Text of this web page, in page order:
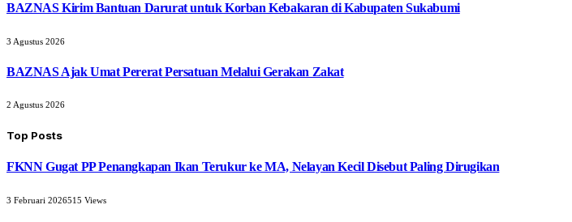
BAZNAS Kirim Bantuan Darurat untuk Korban Kebakaran di Kabupaten Sukabumi
3 Agustus 2026
BAZNAS Ajak Umat Pererat Persatuan Melalui Gerakan Zakat
2 Agustus 2026
Top Posts
FKNN Gugat PP Penangkapan Ikan Terukur ke MA, Nelayan Kecil Disebut Paling Dirugikan
3 Februari 2026515 Views